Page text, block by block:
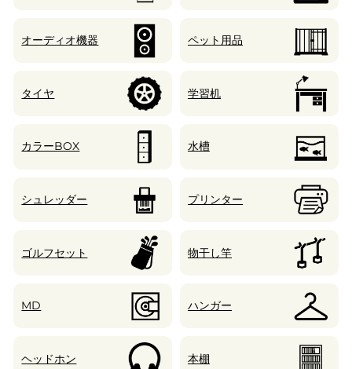
オーディオ機器 ペット用品
タイヤ 学習机
カラーBOX 水槽
シュレッダー プリンター
ゴルフセット 物干し竿
MD ハンガー
ヘッドホン 本棚